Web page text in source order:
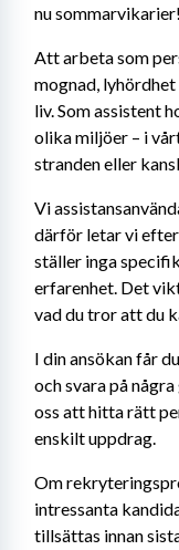
nu sommarvikarier!
Att arbeta som
mognad,
liv. Som assistent
olika miljöer – i
stranden eller
Vi
därför letar vi efter
ställer inga
erfarenhet. Det
vad du tror att du
I din ansökan får
och svara på
oss att hitta rätt
enskilt uppdrag.
Om
intressanta
tillsättas innan